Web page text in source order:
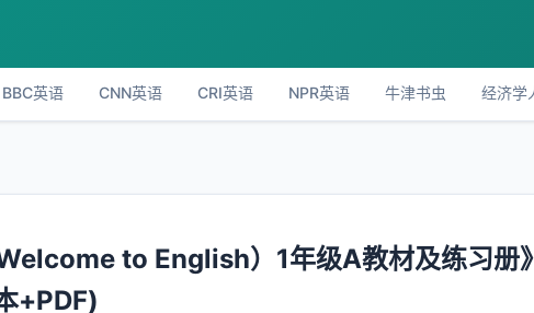
BBC英语 CNN英语 CRI英语 NPR英语 牛津书虫 经济学
to English）1年级A教材及练习册
+PDF)